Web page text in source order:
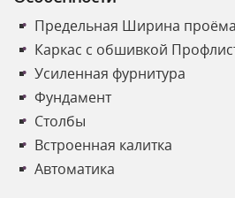
Предельная Ширина
Каркас с обшивкой
Усиленная фурнитура
Фундамент
Столбы
Встроенная калитка
Автоматика